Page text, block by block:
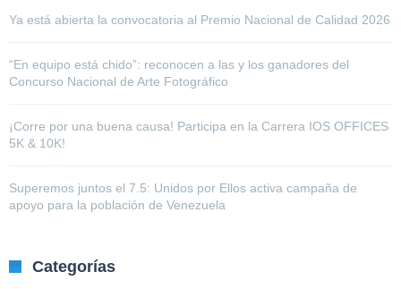
Ya está abierta la convocatoria al Premio Nacional de Calidad 2026
“En equipo está chido”: reconocen a las y los ganadores del
Concurso Nacional de Arte Fotográfico
¡Corre por una buena causa! Participa en la Carrera IOS OFFICES
5K & 10K!
Superemos juntos el 7.5: Unidos por Ellos activa campaña de
apoyo para la población de Venezuela
Categorías